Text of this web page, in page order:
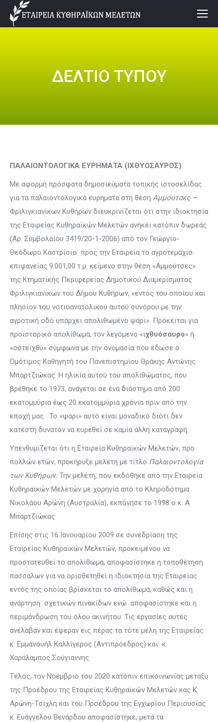
ΔΕΛΤΙΟ ΤΥΠΟΥ
ΠΑΛΑΙΟΝΤΟΛΟΓΙΚΑ ΕΥΡΗΜΑΤΑ (ΙΧΘΥΟΣΑΥΡΟΣ)
Με αφορμή πρόσφατα δημοσιεύματα τοπικής ιστοσελίδας
για τα παλαιοντολογικά ευρήματα στη θέση Αμμούτσες –
Φριλιγκιανίκων Κυθήρων διευκρινίζεται ότι στην ιδιοκτησία
της Εταιρείας Κυθηραϊκών Μελετών ανήκει κατόπιν δωρεάς
(Αρ. Συμβολαίου 3419/20-1-2006) από τον Γεώργιο-
Θεόδωρο Καστρίσιο προς την Εταιρεία το αγροτεμάχιο
επιφανείας 9.001,00 τ.μ. κείμενο στην θέση «Αμμούτσες»
της Κτηματικής Περιφερείας Δημοτικού Διαμερίσματος
Φριλιγκιανίκων του Δήμου Κυθήρων, «εντός του οποίου και
πλησίον του νοτιοανατολικού αυτού συνόρου με την
αγροτική οδό υπάρχει απολιθωμένο ψάρι». Πρόκειται για
προϊστορικό απολίθωμα, τον λεγόμενο «ιχθυόσαυρο» ή
«οστεϊχθύ» σύμφωνα με την ονομασία που έδωσε ο
Ομότιμος Καθηγητή του Πανεπιστημίου Θράκης Αντώνης
Μπαρτζιώκας. Η ηλικία αυτού του απολιθώματος, που
βρέθηκε το 1973, ανάγεται σε ένα διάστημα από 200
εκατομμύρια έως 20 εκατομμύρια χρόνια πριν από την
εποχή μας. Το «ψάρι» αυτό είναι μοναδικό διότι δεν
κατέστη δυνατόν να ευρεθεί σε καμία άλλη καταγραφή.
Υπενθυμίζεται ότι η Εταιρεία Κυθηραϊκών Μελετών, προ
πολλών ετών, προκήρυξε μελέτη με τίτλο Παλαιοντολογία
των Κυθήρων. Την μελέτη, που εκδόθηκε από την Εταιρεία
Κυθηραϊκών Μελετών με χορηγία από το Κληροδότημα
Νικολάου Αρώνη (Αυστραλία), εκπόνησε το 1998 ο κ. Α.
Μπαρτζιώκας.
Επίσης στις 16 Ιανουαρίου 2009 σε συνεδρίαση της
Εταιρείας Κυθηραϊκών Μελετών, προκειμένου να
προστατευθεί το απολίθωμα, αποφασίστηκε η τοποθέτηση
πασσάλων για να οριοθετηθεί η ιδιοκτησία της Εταιρείας
εντός της οποίας βρίσκεται το απολίθωμα, καθώς και η
ανάρτηση σχετικών πινακίδων ενώ αποφασίστηκε και η
περιμάνδρωση του όλου ακινήτου. Τις εργασίες αυτές
ανέλαβαν και έφεραν εις πέρας τα τότε μέλη της Εταιρείας
κ. Εμμανουήλ Καλλίγερος (Αντιπρόεδρος) και κ.
Χαράλαμπος Σούγιαννης.
Τέλος, τον Νοέμβριο του 2020 κατόπιν επικοινωνίας μεταξύ
της Προέδρου της Εταιρείας Κυθηραϊκών Μελετών κας Κ.
Αρώνη-Τσίχλη και του Προέδρου της Εγχωρίου Περιουσίας
κ. Ευάγγελου Βενάρδου αποφασίστηκε, μετά τα